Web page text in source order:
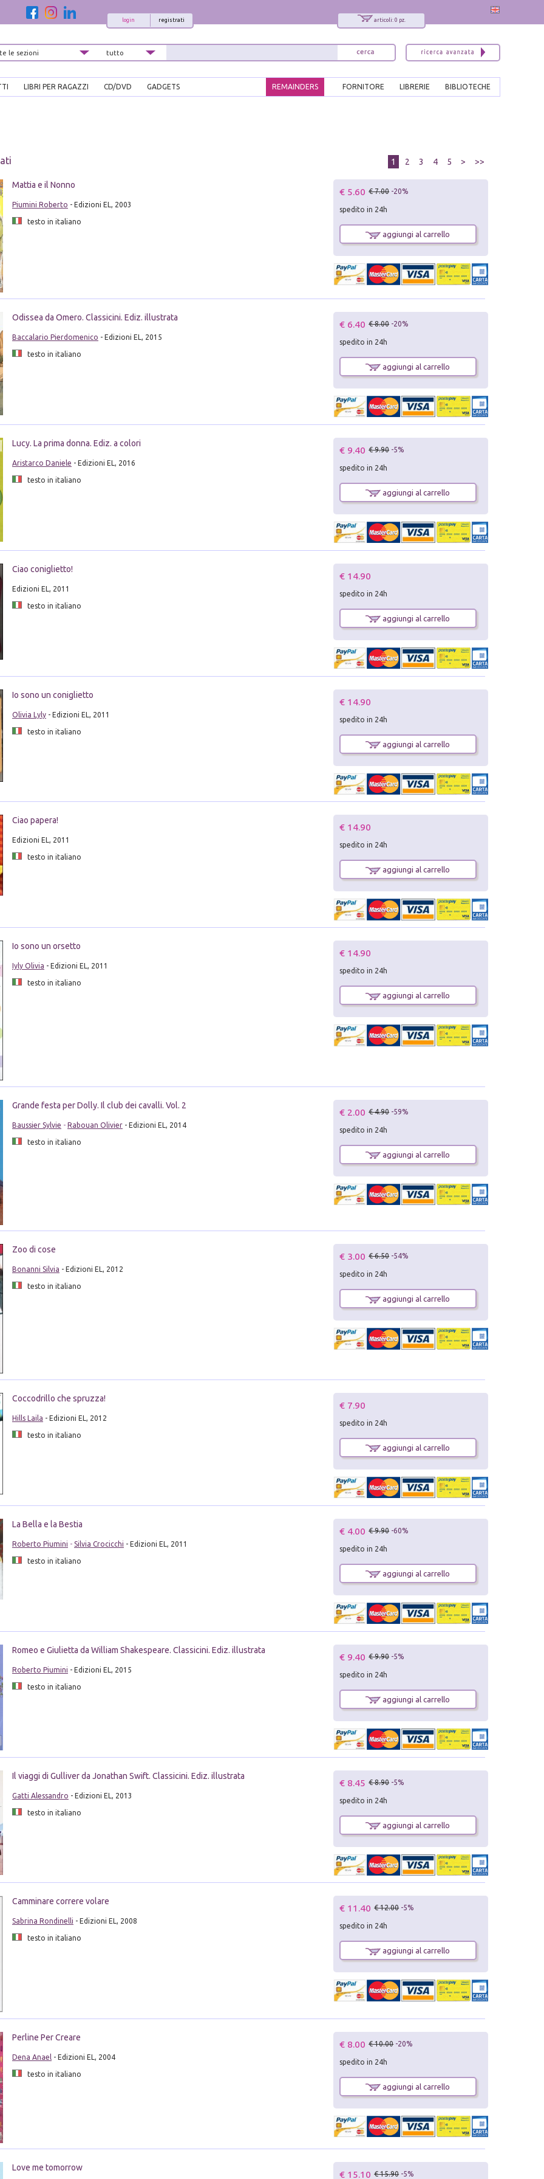
articoli: 0 pz.
registrati
login
LIBRI PER RAGAZZI CD/DVD GADGETS BIBLIOTECHE
LIBRERIE
FORNITORE
REMAINDERS
1 2 3 4 5 > >>
Mattia e il Nonno
Piumini Roberto - Edizioni EL, 2003
testo in italiano
€ 5.60 € 7.00 -20%
spedito in 24h
aggiungi al carrello
Odissea da Omero. Classicini. Ediz. illustrata
Baccalario Pierdomenico - Edizioni EL, 2015
testo in italiano
€ 6.40 € 8.00 -20%
spedito in 24h
aggiungi al carrello
Lucy. La prima donna. Ediz. a colori
Aristarco Daniele - Edizioni EL, 2016
testo in italiano
€ 9.40 € 9.90 -5%
spedito in 24h
aggiungi al carrello
Ciao coniglietto!
Edizioni EL, 2011
testo in italiano
€ 14.90
spedito in 24h
aggiungi al carrello
Io sono un coniglietto
Olivia Lyly- Edizioni EL, 2011
testo in italiano
€ 14.90
spedito in 24h
aggiungi al carrello
Ciao papera!
Edizioni EL, 2011
testo in italiano
€ 14.90
spedito in 24h
aggiungi al carrello
Io sono un orsetto
Iyly Olivia - Edizioni EL, 2011
testo in italiano
€ 14.90
spedito in 24h
aggiungi al carrello
Grande festa per Dolly. Il club dei cavalli. Vol. 2
Baussier Sylvie - Rabouan Olivier- Edizioni EL, 2014
testo in italiano
€ 2.00 € 4.90 -59%
spedito in 24h
aggiungi al carrello
Zoo di cose
Bonanni Silvia - Edizioni EL, 2012
testo in italiano
€ 3.00 € 6.50 -54%
spedito in 24h
aggiungi al carrello
Coccodrillo che spruzza!
Hills Laila - Edizioni EL, 2012
testo in italiano
€ 7.90
spedito in 24h
aggiungi al carrello
La Bella e la Bestia
Roberto Piumini - Silvia Crocicchi - Edizioni EL, 2011
testo in italiano
€ 4.00 € 9.90 -60%
spedito in 24h
aggiungi al carrello
Romeo e Giulietta da William Shakespeare. Classicini. Ediz. illustrata
Roberto Piumini - Edizioni EL, 2015
testo in italiano
€ 9.40 € 9.90 -5%
spedito in 24h
aggiungi al carrello
Il viaggi di Gulliver da Jonathan Swift. Classicini. Ediz. illustrata
Gatti Alessandro - Edizioni EL, 2013
testo in italiano
€ 8.45 € 8.90 -5%
spedito in 24h
aggiungi al carrello
Camminare correre volare
Sabrina Rondinelli - Edizioni EL, 2008
testo in italiano
€ 11.40 € 12.00 -5%
spedito in 24h
aggiungi al carrello
Perline Per Creare
Dena Anael- Edizioni EL, 2004
testo in italiano
€ 8.00 € 10.00 -20%
spedito in 24h
aggiungi al carrello
Love me tomorrow
€ 15.10 € 15.90 -5%